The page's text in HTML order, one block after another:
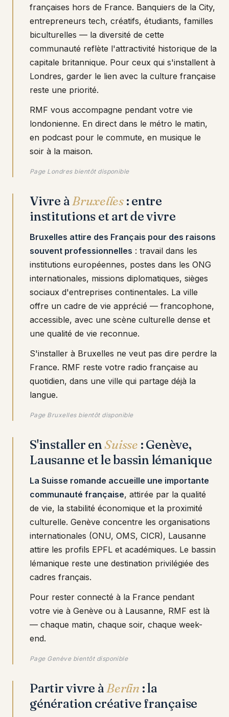
françaises hors de France. Banquiers de la City,
entrepreneurs tech, créatifs, étudiants, familles
biculturelles — la diversité de cette
communauté reflète l'attractivité historique de la
capitale britannique. Pour ceux qui s'installent à
Londres, garder le lien avec la culture française
reste une priorité.
RMF vous accompagne pendant votre vie
londonienne. En direct dans le métro le matin,
en podcast pour le commute, en musique le
soir à la maison.
Page Londres bientôt disponible
Vivre àBruxelles: entre
institutions et art de vivre
Bruxelles attire des Français pour des raisons
souvent professionnelles : travail dans les
institutions européennes, postes dans les ONG
internationales, missions diplomatiques, sièges
sociaux d'entreprises continentales. La ville
offre un cadre de vie apprécié — francophone,
accessible, avec une scène culturelle dense et
une qualité de vie reconnue.
S'installer à Bruxelles ne veut pas dire perdre la
France. RMF reste votre radio française au
quotidien, dans une ville qui partage déjà la
langue.
Page Bruxelles bientôt disponible
S'installer enSuisse : Genève,
Lausanne et le bassin lémanique
La Suisse romande accueille une importante
communauté française, attirée par la qualité
de vie, la stabilité économique et la proximité
culturelle. Genève concentre les organisations
internationales (ONU, OMS, CICR), Lausanne
attire les profils EPFL et académiques. Le bassin
lémanique reste une destination privilégiée des
cadres français.
Pour rester connecté à la France pendant
votre vie à Genève ou à Lausanne, RMF est là
— chaque matin, chaque soir, chaque week-
end.
Page Genève bientôt disponible
Partir vivre àBerlin : la
génération créative française